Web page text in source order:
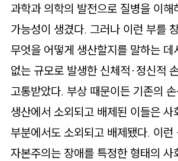
과학과 의학의 발전으로 질병을 이해
가능성이 생겼다. 그러나 이런 부를
무엇을 어떻게 생산할지를 말하는 데
없는 규모로 발생한 신체적·정신적
고통받았다. 부상 때문이든 기존의
생산에서 소외되고 배제된 이들은 사
부분에서도 소외되고 배제됐다. 이런
자본주의는 장애를 특정한 형태의 사